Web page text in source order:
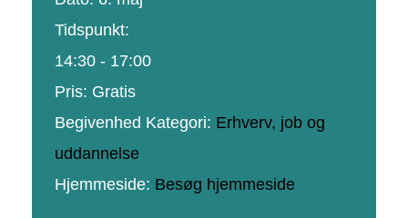
Tidspunkt:
14:30 - 17:00
Pris: Gratis
Begivenhed Kategori: Erhverv, job og
uddannelse
Hjemmeside: Besøg hjemmeside